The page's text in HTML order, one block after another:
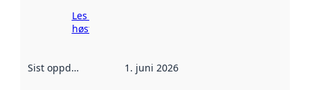
Les mer om
høsting her
Sist oppdatert 1. juni 2026